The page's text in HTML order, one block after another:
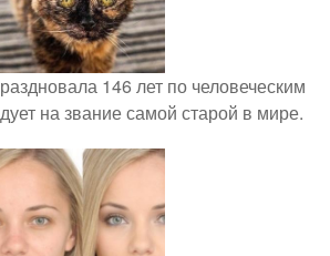
146 лет по человеческим
на звание самой старой в мире.